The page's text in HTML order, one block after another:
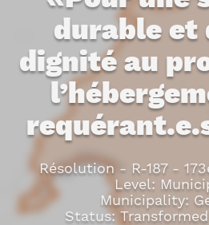
durable et
dignité au
Résolution - R-187 -
Level:
Municipality:
Status: